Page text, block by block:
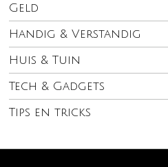
Geld
Handig & Verstandig
Huis & Tuin
Tech & Gadgets
Tips en tricks